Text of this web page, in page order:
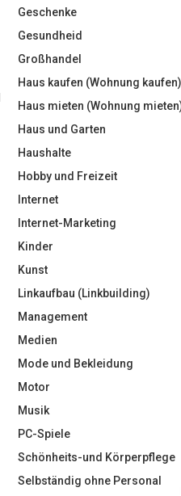
Geschenke
Gesundheid
Großhandel
Haus kaufen (Wohnung kaufen)
Haus mieten (Wohnung
Haus und Garten
Haushalte
Hobby und Freizeit
Internet
Internet-Marketing
Kinder
Kunst
Linkaufbau (Linkbuilding)
Management
Medien
Mode und Bekleidung
Motor
Musik
PC-Spiele
Schönheits-und Körperpflege
Selbständig ohne Personal